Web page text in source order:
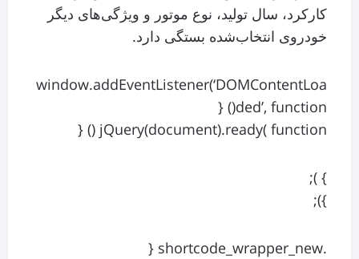
کارکرد، سال تولید، نوع موتور و ویژگی‌های دیگر
خودروی انتخاب‌شده بستگی دارد.
window.addEventListener(‘DOMContentLoa
ded’, function() {
jQuery(document).ready( function () {
} );
});
.shortcode_wrapper_new {